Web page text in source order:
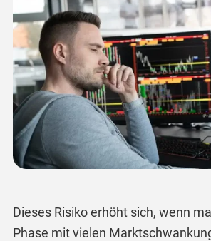
Dieses Risiko erhöht sich, wenn
Phase mit vielen